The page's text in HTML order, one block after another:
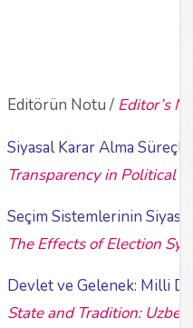
Editörün Notu / Editor’s
Siyasal Karar Alma
Transparency in Political
Seçim Sistemlerinin
The Effects of Election
Devlet ve Gelenek: Milli
State and Tradition: